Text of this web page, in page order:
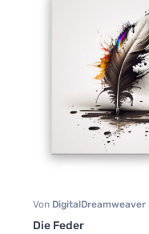
Von DigitalDreamweaver
Art
Sonstige
Die Feder